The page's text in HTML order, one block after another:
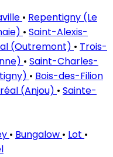
• Repentigny (Le
• Saint-Alexis-
(Outremont) • Trois-
• Saint-Charles-
• Bois-des-Filion
(Anjou) • Sainte-
• Bungalow • Lot •